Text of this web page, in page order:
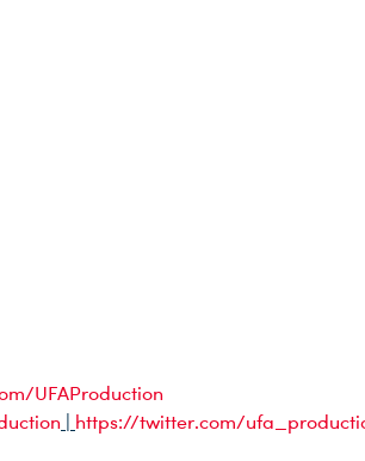
UFAProduction
https://twitter.com/